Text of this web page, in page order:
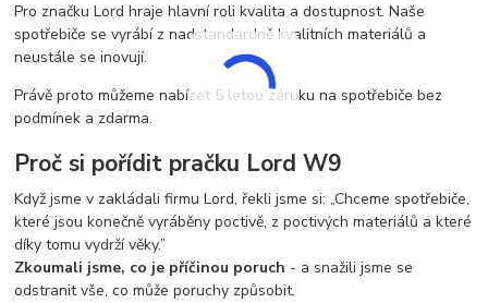
Pro značku Lord hraje hlavní roli kvalita a dostupnost. Naše
spotřebiče se vyrábí z nadstandardně kvalitních materiálů a
neustále se inovují.
Právě proto můžeme nabízet 5 letou záruku na spotřebiče bez
podmínek a zdarma.
Proč si pořídit pračku Lord W9
Když jsme v zakládali firmu Lord, řekli jsme si: „Chceme spotřebiče,
které jsou konečně vyráběny poctivě, z poctivých materiálů a které
díky tomu vydrží věky.”
Zkoumali jsme, co je příčinou poruch - a snažili jsme se
odstranit vše, co může poruchy způsobit.